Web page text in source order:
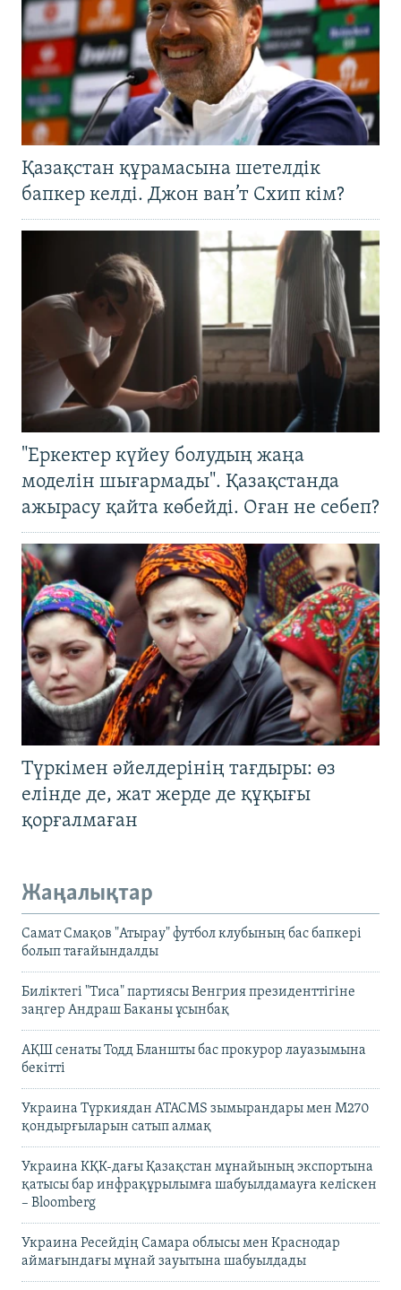
Қазақстан құрамасына шетелдік
бапкер келді. Джон ван’т Схип кім?
"Еркектер күйеу болудың жаңа
моделін шығармады". Қазақстанда
ажырасу қайта көбейді. Оған не себеп?
Түркімен әйелдерінің тағдыры: өз
елінде де, жат жерде де құқығы
қорғалмаған
Жаңалықтар
Самат Смақов "Атырау" футбол клубының бас бапкері
болып тағайындалды
Биліктегі "Тиса" партиясы Венгрия президенттігіне
заңгер Андраш Баканы ұсынбақ
АҚШ сенаты Тодд Бланшты бас прокурор лауазымына
бекітті
Украина Түркиядан ATACMS зымырандары мен M270
қондырғыларын сатып алмақ
Украина КҚК-дағы Қазақстан мұнайының экспортына
қатысы бар инфрақұрылымға шабуылдамауға келіскен
– Bloomberg
Украина Ресейдің Самара облысы мен Краснодар
аймағындағы мұнай зауытына шабуылдады